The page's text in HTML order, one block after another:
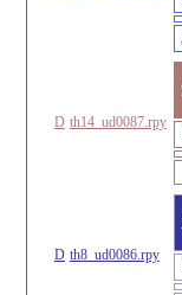
D th14_ud0087.rpy
D th8_ud0086.rpy